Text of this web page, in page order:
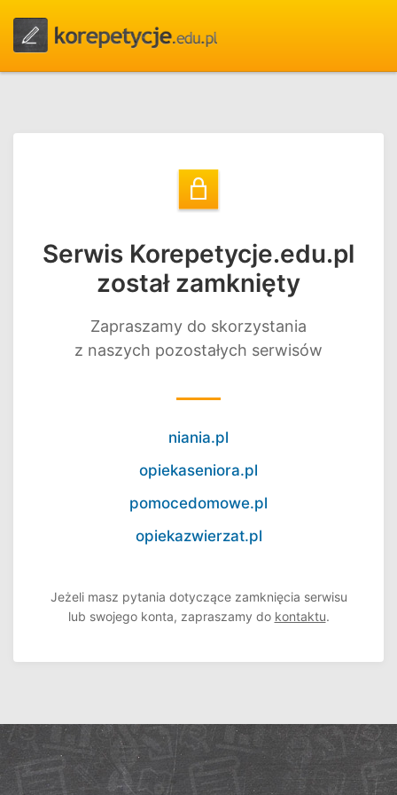
Serwis Korepetycje.edu.pl
został zamknięty
Zapraszamy do skorzystania
z naszych pozostałych serwisów
niania.pl
opiekaseniora.pl
pomocedomowe.pl
opiekazwierzat.pl
Jeżeli masz pytania dotyczące zamknięcia serwisu
lub swojego konta, zapraszamy do kontaktu.